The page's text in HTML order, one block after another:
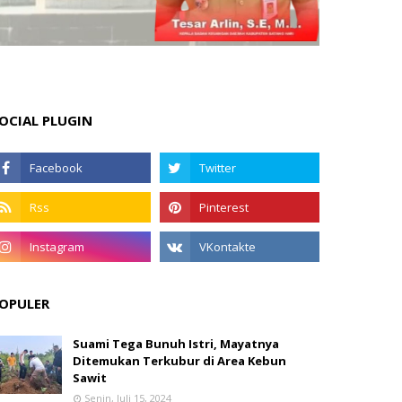
PLUGIN
Suami Tega Bunuh Istri, Mayatnya
Ditemukan Terkubur di Area Kebun
Sawit
Senin, Juli 15, 2024